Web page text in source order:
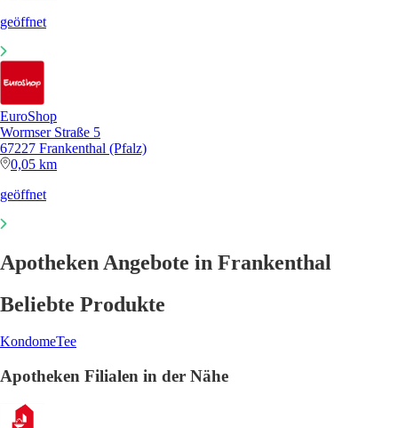
geöffnet
EuroShop
Wormser Straße 5
67227 Frankenthal (Pfalz)
0,05 km
geöffnet
Apotheken Angebote in Frankenthal
Beliebte Produkte
KondomeTee
Apotheken Filialen in der Nähe